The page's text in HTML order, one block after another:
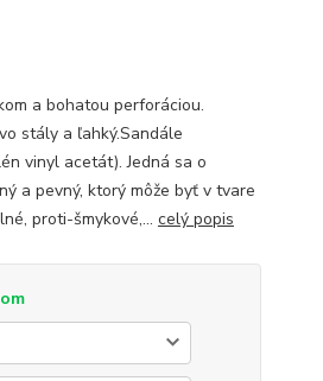
a bohatou perforáciou.
stály a ľahký.Sandále
vinyl acetát). Jedná sa o
a pevný, ktorý môže byť v tvare
proti-šmykové,... celý popis